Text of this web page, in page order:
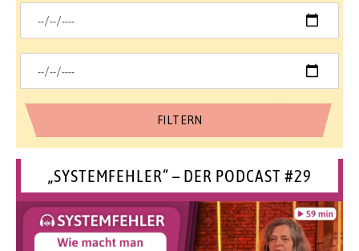
„SYSTEMFEHLER“ – DER PODCAST #29